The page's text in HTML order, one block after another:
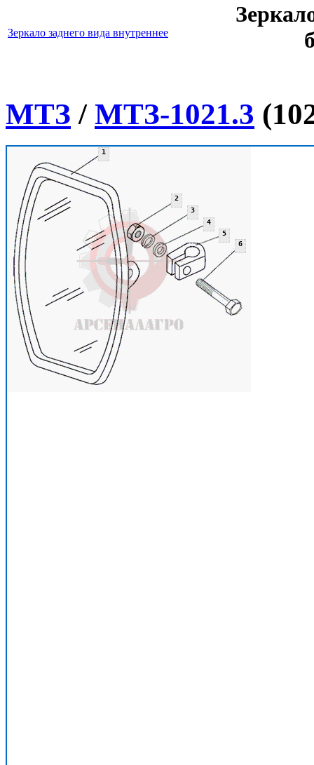
Зеркало заднего вида внутреннее
МТЗ / МТЗ-1021.3
1
2
3
4
5
6